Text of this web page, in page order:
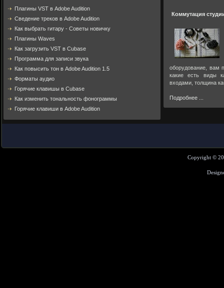
Плагины VST в Adobe Audition
Cведение треков в Adobe Audition
Как выбрать гитару - Советы новичку
Плагины Waves
Как загрузить VST в Cubase
Программа для записи звука
Как повысить тон в Adobe Audition 1.5
Форматы аудио
Горячие клавишы в Cubase
Как изменить тональность фонограммы
Горячие клавиши в Adobe Audition
Коммутация
оборудование, вам
какие есть виды
входами, толщина
Подробнее ...
Copyright ©